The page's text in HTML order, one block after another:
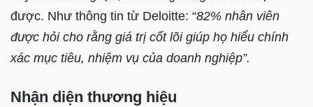
được. Như thông tin từ Deloitte: “82% nhân viên
được hỏi cho rằng giá trị cốt lõi giúp họ hiểu chính
xác mục tiêu, nhiệm vụ của doanh nghiệp”.
Nhận diện thương hiệu